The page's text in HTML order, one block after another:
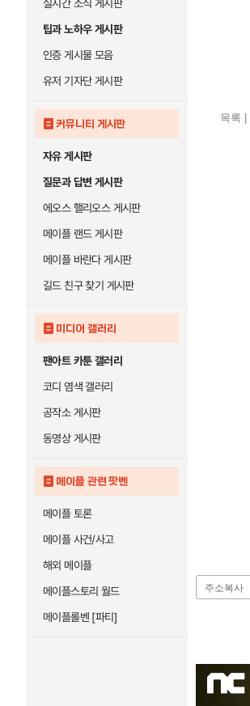
실시간 소식 게시판
팁과 노하우 게시판
인증 게시물 모음
유저 기자단 게시판
커뮤니티 게시판
자유 게시판
질문과 답변 게시판
에오스 핼리오스 게시판
메이플 랜드 게시판
메이플 바란다 게시판
길드 친구 찾기 게시판
미디어 갤러리
팬아트 카툰 갤러리
코디 염색 갤러리
공작소 게시판
동영상 게시판
메이플 관련 팟벤
메이플 토론
메이플 사건/사고
해외 메이플
메이플스토리 월드
메이플롤벤 [파티]
목록
주소복사